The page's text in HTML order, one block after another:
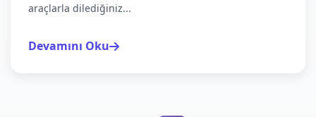
araçlarla dilediğiniz...
Devamını Oku